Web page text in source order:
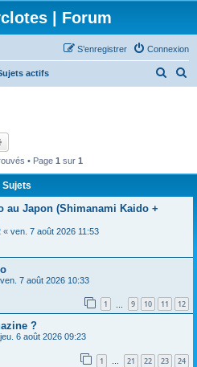
| Forum
Connexion
S’enregistrer
actifs
• Page 1 sur 1
Sujets
au Japon (Shimanami Kaido +
« ven. 7 août 2026 11:53
ven. 7 août 2026 10:33
1 9 10 11 12
?
jeu. 6 août 2026 09:23
1 … 21 22 23 24